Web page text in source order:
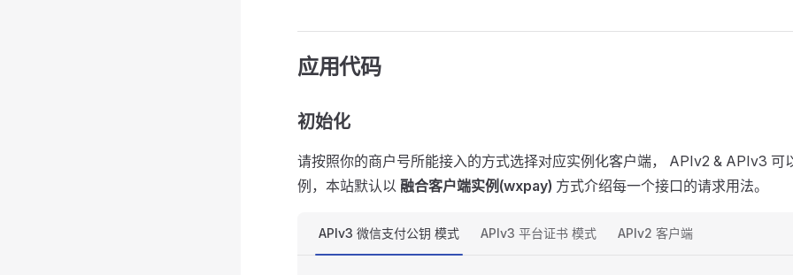
应用代码
初始化
请按照你的商户号所能接入的方式选择对应实例化客户端， APIv2 & APIv3 可
例，本站默认以 融合客户端实例(wxpay) 方式介绍每一个接口的请求用法。
APIv3 微信支付公钥 模式 APIv3 平台证书 模式 APIv2 客户端